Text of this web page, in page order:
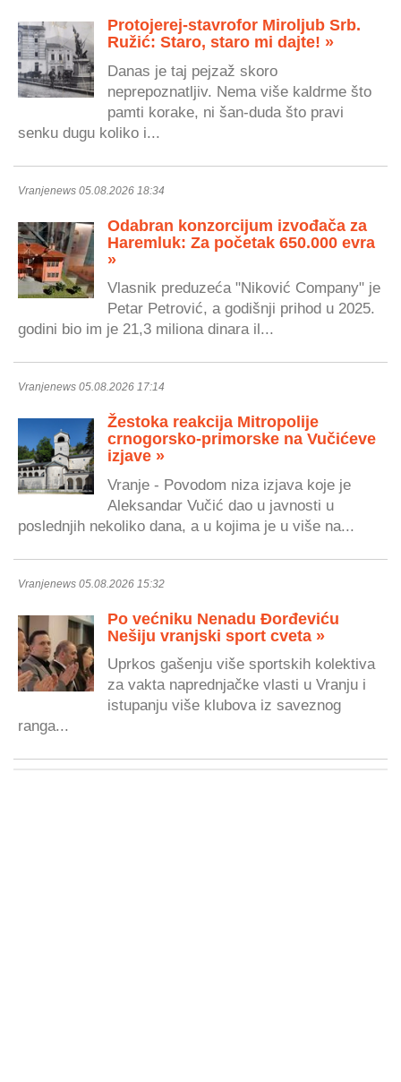
Protojerej-stavrofor Miroljub Srb.
Ružić: Staro, staro mi dajte! »
Danas je taj pejzaž skoro
neprepoznatljiv. Nema više kaldrme što
pamti korake, ni šan-duda što pravi
senku dugu koliko i...
Vranjenews 05.08.2026 18:34
Odabran konzorcijum izvođača za
Haremluk: Za početak 650.000 evra
»
Vlasnik preduzeća "Niković Company" je
Petar Petrović, a godišnji prihod u 2025.
godini bio im je 21,3 miliona dinara il...
Vranjenews 05.08.2026 17:14
Žestoka reakcija Mitropolije
crnogorsko-primorske na Vučićeve
izjave »
Vranje - Povodom niza izjava koje je
Aleksandar Vučić dao u javnosti u
poslednjih nekoliko dana, a u kojima je u više na...
Vranjenews 05.08.2026 15:32
Po većniku Nenadu Đorđeviću
Nešiju vranjski sport cveta »
Uprkos gašenju više sportskih kolektiva
za vakta naprednjačke vlasti u Vranju i
istupanju više klubova iz saveznog
ranga...